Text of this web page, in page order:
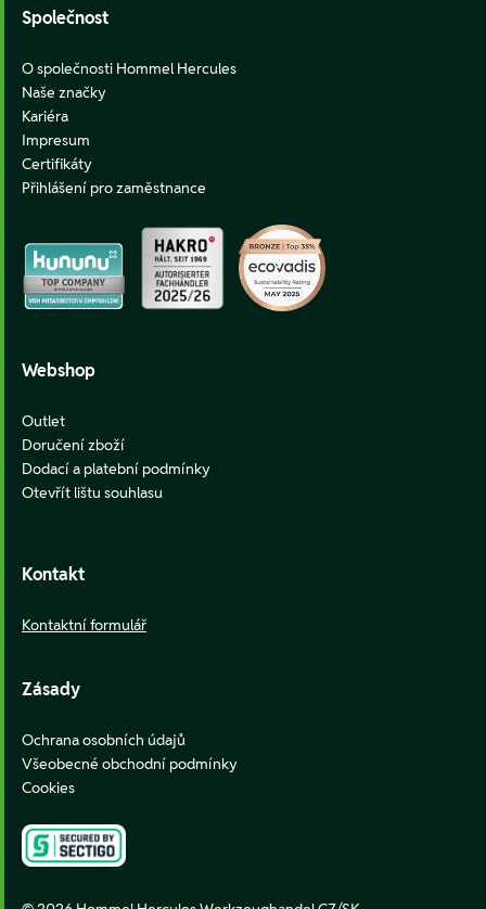
Společnost
O společnosti Hommel Hercules
Naše značky
Kariéra
Impresum
Certifikáty
Přihlášení pro zaměstnance
Webshop
Outlet
Doručení zboží
Dodací a platební podmínky
Otevřít lištu souhlasu
Kontakt
Kontaktní formulář
Zásady
Ochrana osobních údajů
Všeobecné obchodní podmínky
Cookies